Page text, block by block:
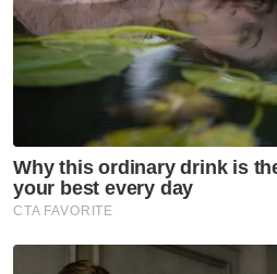
Menurutnya, ketika tiba
mangsa telah dikeluarkan
rakan sekerja.
Artikel Berkaitan:
Buruh maut tertimbus: CIDB
projek
Warga emas maut dirempuh
emas maut dibunuh